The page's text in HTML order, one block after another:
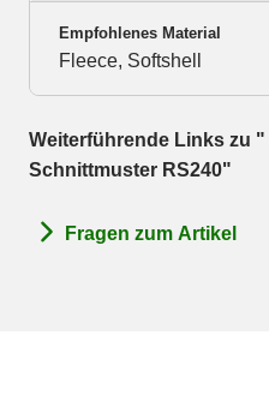
Empfohlenes Material
Fleece, Softshell
Weiterführende Links zu
Schnittmuster RS240"
Fragen zum Artikel